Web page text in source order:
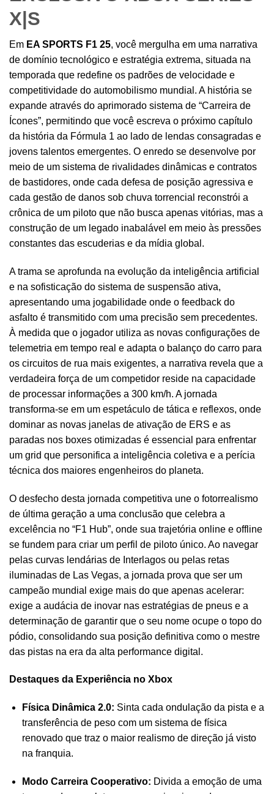
X|S
Em EA SPORTS F1 25, você mergulha em uma narrativa
de domínio tecnológico e estratégia extrema, situada na
temporada que redefine os padrões de velocidade e
competitividade do automobilismo mundial. A história se
expande através do aprimorado sistema de “Carreira de
Ícones”, permitindo que você escreva o próximo capítulo
da história da Fórmula 1 ao lado de lendas consagradas e
jovens talentos emergentes. O enredo se desenvolve por
meio de um sistema de rivalidades dinâmicas e contratos
de bastidores, onde cada defesa de posição agressiva e
cada gestão de danos sob chuva torrencial reconstrói a
crônica de um piloto que não busca apenas vitórias, mas a
construção de um legado inabalável em meio às pressões
constantes das escuderias e da mídia global.
A trama se aprofunda na evolução da inteligência artificial
e na sofisticação do sistema de suspensão ativa,
apresentando uma jogabilidade onde o feedback do
asfalto é transmitido com uma precisão sem precedentes.
À medida que o jogador utiliza as novas configurações de
telemetria em tempo real e adapta o balanço do carro para
os circuitos de rua mais exigentes, a narrativa revela que a
verdadeira força de um competidor reside na capacidade
de processar informações a 300 km/h. A jornada
transforma-se em um espetáculo de tática e reflexos, onde
dominar as novas janelas de ativação de ERS e as
paradas nos boxes otimizadas é essencial para enfrentar
um grid que personifica a inteligência coletiva e a perícia
técnica dos maiores engenheiros do planeta.
O desfecho desta jornada competitiva une o fotorrealismo
de última geração a uma conclusão que celebra a
excelência no “F1 Hub”, onde sua trajetória online e offline
se fundem para criar um perfil de piloto único. Ao navegar
pelas curvas lendárias de Interlagos ou pelas retas
iluminadas de Las Vegas, a jornada prova que ser um
campeão mundial exige mais do que apenas acelerar:
exige a audácia de inovar nas estratégias de pneus e a
determinação de garantir que o seu nome ocupe o topo do
pódio, consolidando sua posição definitiva como o mestre
das pistas na era da alta performance digital.
Destaques da Experiência no Xbox
Física Dinâmica 2.0: Sinta cada ondulação da pista e a
transferência de peso com um sistema de física
renovado que traz o maior realismo de direção já visto
na franquia.
Modo Carreira Cooperativo: Divida a emoção de uma